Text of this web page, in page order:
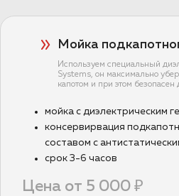
Мойка
Используем специальный
Systems, он максимально
капотом и при этом
мойка с диэлектрическим
консервирвация
составом с
срок 3-6 часов
Цена от 5 000 ₽